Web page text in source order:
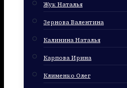
Жук Наталья
Зернова Валентина
Калинина Наталья
Карпова Ирина
Клименко Олег